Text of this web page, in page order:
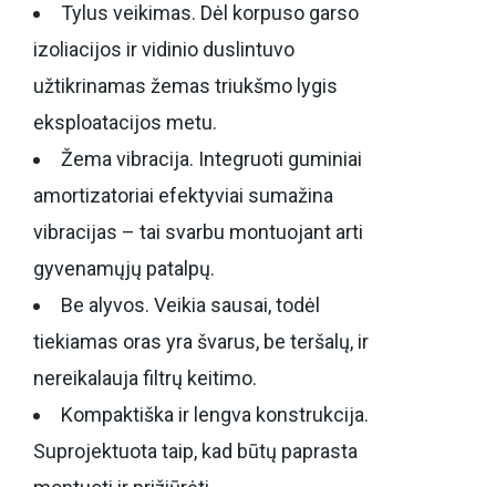
Tylus veikimas. Dėl korpuso garso
izoliacijos ir vidinio duslintuvo
užtikrinamas žemas triukšmo lygis
eksploatacijos metu.
Žema vibracija. Integruoti guminiai
amortizatoriai efektyviai sumažina
vibracijas – tai svarbu montuojant arti
gyvenamųjų patalpų.
Be alyvos. Veikia sausai, todėl
tiekiamas oras yra švarus, be teršalų, ir
nereikalauja filtrų keitimo.
Kompaktiška ir lengva konstrukcija.
Suprojektuota taip, kad būtų paprasta